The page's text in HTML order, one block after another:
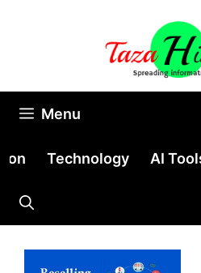
Menu
Technology AI